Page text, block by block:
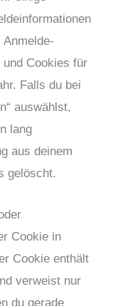
und Cookies für
Falls du bei
auswählst,
lang
aus deinem
gelöscht.
Cookie in
Cookie enthält
verweist nur
du gerade